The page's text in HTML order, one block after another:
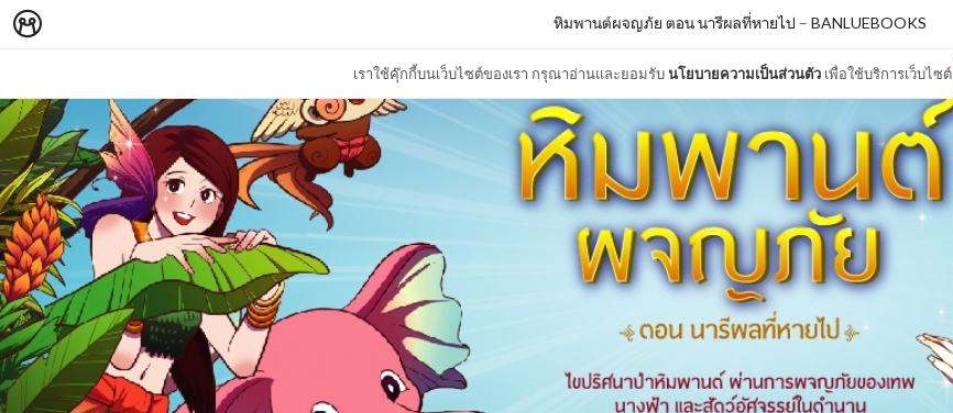
เราใช้คุ๊กกี้บนเว็บไซต์ของเรา กรุณาอ่านและยอมรับนโยบายความเป็นส่วนตัว เพื่อใช้บริการเว็บไซต์
หิมพานต์ผจญภัย ตอน นารีผลที่หายไป – BANLUEBOOKS